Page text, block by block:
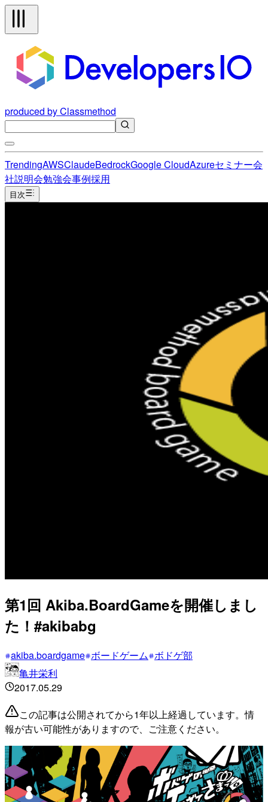
produced by Classmethod
TrendingAWSClaudeBedrockGoogle CloudAzureセミナー会
社説明会勉強会事例採用
目次
第1回 Akiba.BoardGameを開催しまし
た！#akibabg
akiba.boardgame ボードゲーム ボドゲ部
亀井栄利
2017.05.29
この記事は公開されてから1年以上経過しています。情
報が古い可能性がありますので、ご注意ください。